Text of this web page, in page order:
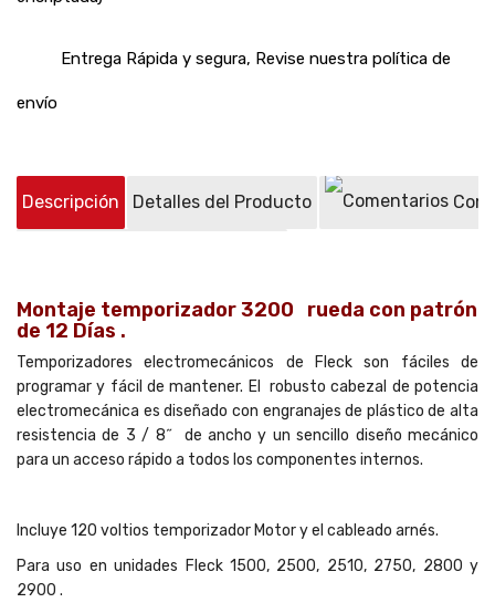
Entrega Rápida y segura, Revise nuestra política de
envío
Descripción Detalles del Producto
Montaje temporizador 3200 rueda con patrón
de 12 Días .
Temporizadores electromecánicos de Fleck son fáciles de
programar y fácil de mantener. El robusto cabezal de potencia
electromecánica es diseñado con engranajes de plástico de alta
resistencia de 3 / 8˝ de ancho y un sencillo diseño mecánico
para un acceso rápido a todos los componentes internos.
Incluye 120 voltios temporizador Motor y el cableado arnés.
Para uso en unidades Fleck 1500, 2500, 2510, 2750, 2800 y
2900 .